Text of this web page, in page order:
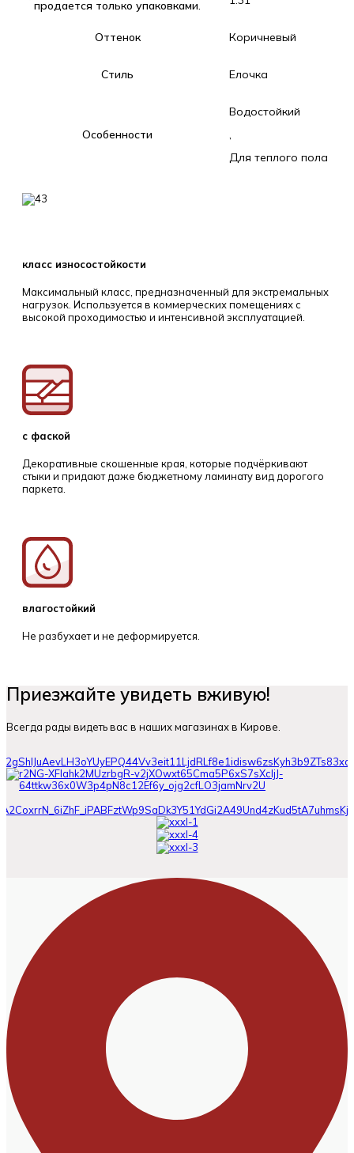
продается только упаковками.
Оттенок Коричневый
Стиль Елочка
Особенности
Водостойкий
Для теплого пола
класс износостойкости
Максимальный класс, предназначенный для экстремальных
нагрузок. Используется в коммерческих помещениях с
высокой проходимостью и интенсивной эксплуатацией.
с фаской
Декоративные скошенные края, которые подчёркивают
стыки и придают даже бюджетному ламинату вид дорогого
паркета.
влагостойкий
Не разбухает и не деформируется.
Приезжайте увидеть вживую!
Всегда рады видеть вас в наших магазинах в Кирове.